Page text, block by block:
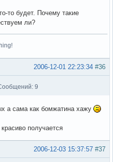
то будет. Почему такие
ли?
#36
2006-12-01 22:23:34
9
а сама как бомжатина хажу
получается
#37
2006-12-03 15:37:57